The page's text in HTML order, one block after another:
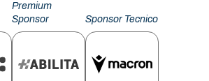
Premium
Sponsor
Sponsor Tecnico